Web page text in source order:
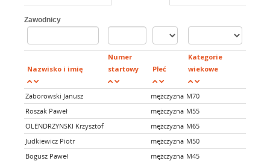
Zawodnicy
Nazwisko i imię
Numer
startowy
Płeć
Kategorie
wiekowe
Zaborowski Janusz mężczyzna M70
Roszak Paweł
mężczyzna M55
OLENDRZYNSKI Krzysztof
mężczyzna M65
Judkiewicz Piotr
mężczyzna M50
Bogusz Paweł
mężczyzna M45